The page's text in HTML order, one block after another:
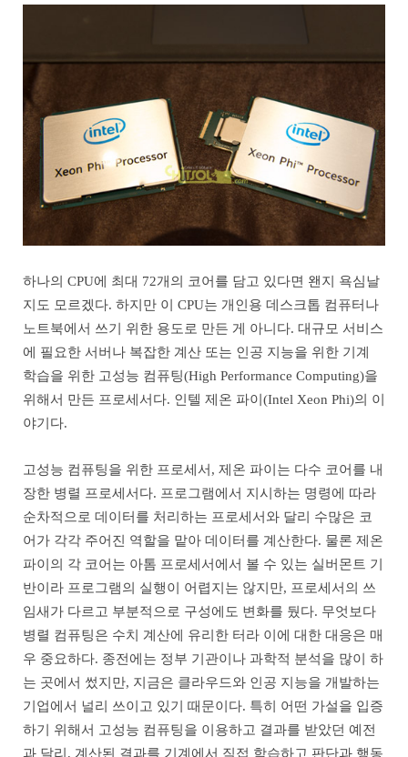
하나의 CPU에 최대 72개의 코어를 담고 있다면 왠지 욕심날
지도 모르겠다. 하지만 이 CPU는 개인용 데스크톱 컴퓨터나
노트북에서 쓰기 위한 용도로 만든 게 아니다. 대규모 서비스
에 필요한 서버나 복잡한 계산 또는 인공 지능을 위한 기계
학습을 위한 고성능 컴퓨팅(High Performance Computing)을
위해서 만든 프로세서다. 인텔 제온 파이(Intel Xeon Phi)의 이
야기다.
고성능 컴퓨팅을 위한 프로세서, 제온 파이는 다수 코어를 내
장한 병렬 프로세서다. 프로그램에서 지시하는 명령에 따라
순차적으로 데이터를 처리하는 프로세서와 달리 수많은 코
어가 각각 주어진 역할을 맡아 데이터를 계산한다. 물론 제온
파이의 각 코어는 아톰 프로세서에서 볼 수 있는 실버몬트 기
반이라 프로그램의 실행이 어렵지는 않지만, 프로세서의 쓰
임새가 다르고 부분적으로 구성에도 변화를 뒀다. 무엇보다
병렬 컴퓨팅은 수치 계산에 유리한 터라 이에 대한 대응은 매
우 중요하다. 종전에는 정부 기관이나 과학적 분석을 많이 하
는 곳에서 썼지만, 지금은 클라우드와 인공 지능을 개발하는
기업에서 널리 쓰이고 있기 때문이다. 특히 어떤 가설을 입증
하기 위해서 고성능 컴퓨팅을 이용하고 결과를 받았던 예전
과 달리, 계산된 결과를 기계에서 직접 학습하고 판단과 행동